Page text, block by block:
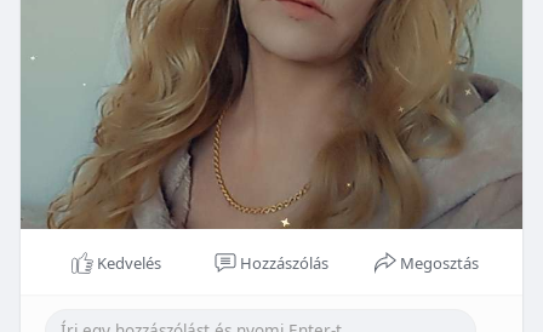
Kedvelés Hozzászólás Megosztás